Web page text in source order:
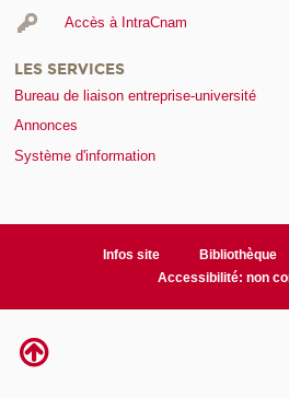
Accès à IntraCnam
LES SERVICES
Bureau de liaison entreprise-université
Annonces
Système d'information
Infos site Bibliothèque
Accessibilité: non